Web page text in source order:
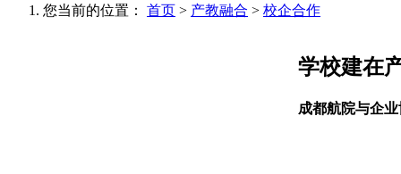
您当前的位置： 首页 > 产教融合 > 校企合作
学校建在
成都航院与企